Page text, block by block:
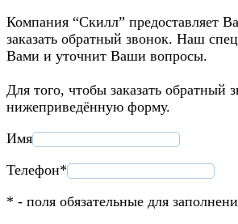
Компания “Скилл” предоставляет
заказать обратный звонок. Наш
Вами и уточнит Ваши вопросы.
Для того, чтобы заказать обратный
нижеприведённую форму.
Имя
Телефон*
* - поля обязательные для